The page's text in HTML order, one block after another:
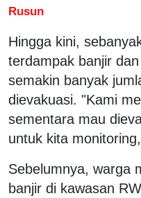
Rusun
Hingga kini,
terdampak banjir
semakin banyak
dievakuasi. "Kami
sementara mau
untuk kita
Sebelumnya, warga
banjir di kawasan